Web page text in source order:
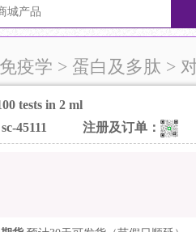
疫学 > 蛋白及多肽 >
tests in 2 ml
45111 注册及订单：